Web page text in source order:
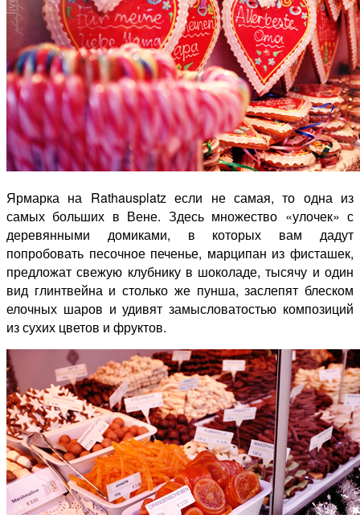
Ярмарка на Rathausplatz если не самая, то одна из
самых больших в Вене. Здесь множество «улочек» с
деревянными домиками, в которых вам дадут
попробовать песочное печенье, марципан из фисташек,
предложат свежую клубнику в шоколаде, тысячу и один
вид глинтвейна и столько же пунша, заслепят блеском
елочных шаров и удивят замысловатостью композиций
из сухих цветов и фруктов.